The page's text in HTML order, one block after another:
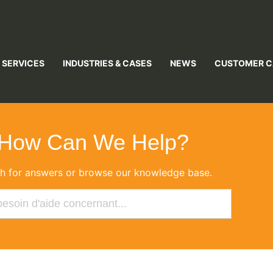
INDUSTRIES & CASES NEWS CUSTOMER
Can We Help?
for answers or browse our knowledge base.